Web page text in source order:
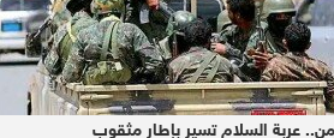
Yemen officially calls
عربة السلام تسير بإطار مثقوب